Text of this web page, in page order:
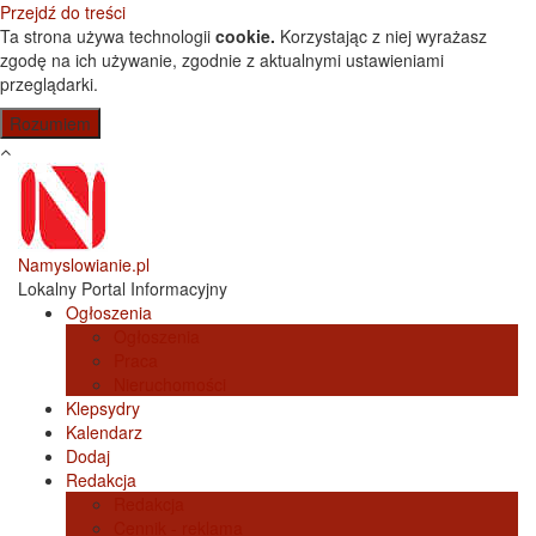
Przejdź do treści
Ta strona używa technologii cookie. Korzystając z niej wyrażasz
zgodę na ich używanie, zgodnie z aktualnymi ustawieniami
przeglądarki.
Namyslowianie.pl
Lokalny Portal Informacyjny
Ogłoszenia
Klepsydry
Kalendarz
Dodaj
Redakcja